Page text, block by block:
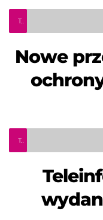
Teleinfo Pro Civium
Nowe
Teleinfo Pro Civium